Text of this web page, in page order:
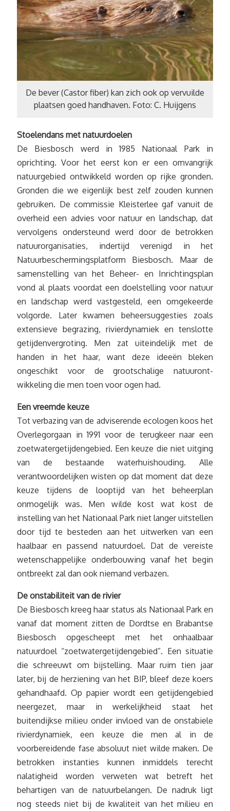
De bever (Castor fiber) kan zich ook op vervuilde
plaatsen goed handhaven. Foto: C. Huijgens
Stoelendans met natuurdoelen
De Biesbosch werd in 1985 Nationaal Park in
oprichting. Voor het eerst kon er een omvangrijk
natuurgebied ontwikkeld worden op rijke gronden.
Gronden die we eigenlijk best zelf zouden kunnen
gebruiken. De commissie Kleisterlee gaf vanuit de
overheid een advies voor natuur en landschap, dat
vervolgens ondersteund werd door de betrokken
natuurorganisaties, indertijd verenigd in het
Natuurbeschermingsplatform Biesbosch. Maar de
samenstelling van het Beheer- en Inrichtingsplan
vond al plaats voordat een doelstelling voor natuur
en landschap werd vastgesteld, een omgekeerde
volgorde. Later kwamen beheersuggesties zoals
extensieve begrazing, rivierdynamiek en tenslotte
getijdenvergroting. Men zat uiteindelijk met de
handen in het haar, want deze ideeën bleken
ongeschikt voor de grootschalige natuuront­
wikkeling die men toen voor ogen had.
Een vreemde keuze
Tot verbazing van de adviserende ecologen koos het
Overlegorgaan in 1991 voor de terugkeer naar een
zoetwatergetijdengebied. Een keuze die niet uitging
van de bestaande waterhuishouding. Alle
verantwoordelijken wisten op dat moment dat deze
keuze tijdens de looptijd van het beheerplan
onmogelijk was. Men wilde kost wat kost de
instelling van het Nationaal Park niet langer uitstellen
door tijd te besteden aan het uitwerken van een
haalbaar en passend natuurdoel. Dat de vereiste
wetenschappelijke onderbouwing vanaf het begin
ontbreekt zal dan ook niemand verbazen.
De onstabiliteit van de rivier
De Biesbosch kreeg haar status als Nationaal Park en
vanaf dat moment zitten de Dordtse en Brabantse
Biesbosch opgescheept met het onhaalbaar
natuurdoel “zoetwatergetijdengebied”. Een situatie
die schreeuwt om bijstelling. Maar ruim tien jaar
later, bij de herziening van het BIP, bleef deze koers
gehandhaafd. Op papier wordt een getijdengebied
neergezet, maar in werkelijkheid staat het
buitendijkse milieu onder invloed van de onstabiele
rivierdynamiek, een keuze die men al in de
voorbereidende fase absoluut niet wilde maken. De
betrokken instanties kunnen inmiddels terecht
nalatigheid worden verweten wat betreft het
behartigen van de natuurbelangen. De nadruk ligt
nog steeds niet bij de kwaliteit van het milieu en